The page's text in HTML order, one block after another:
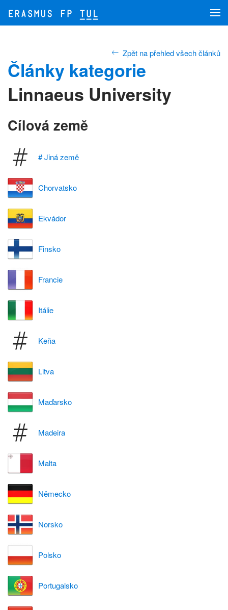
Přejít na hlavní obsah
Zpět na přehled všech článků
Články kategorie
Linnaeus University
Cílová země
# Jiná země
Chorvatsko
Ekvádor
Finsko
Francie
Itálie
Keňa
Litva
Maďarsko
Madeira
Malta
Německo
Norsko
Polsko
Portugalsko